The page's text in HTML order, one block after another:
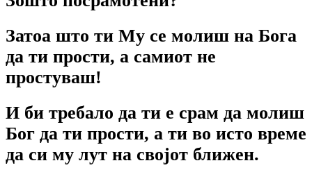
Затоа што ти Му се молиш на Бога
да ти прости, а самиот не
простуваш!
И би требало да ти е срам да молиш
Бог да ти прости, а ти во исто време
да си му лут на својот ближен.